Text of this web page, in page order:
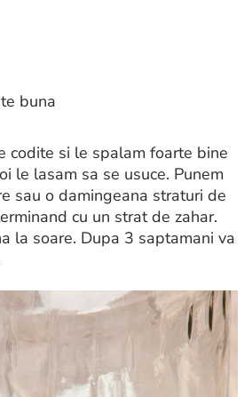
buna
codite si le spalam foarte bine
le lasam sa se usuce. Punem
sau o damingeana straturi de
cu un strat de zahar.
la soare. Dupa 3 saptamani va